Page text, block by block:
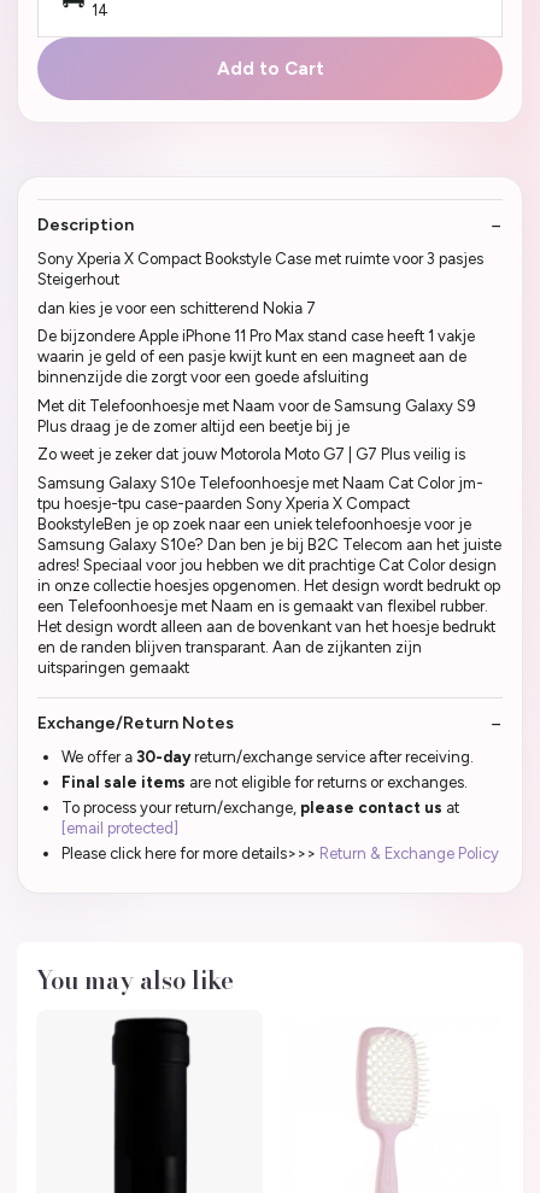
14
Add to Cart
Description
Sony Xperia X Compact Bookstyle Case met ruimte voor 3 pasjes
Steigerhout
dan kies je voor een schitterend Nokia 7
De bijzondere Apple iPhone 11 Pro Max stand case heeft 1 vakje
waarin je geld of een pasje kwijt kunt en een magneet aan de
binnenzijde die zorgt voor een goede afsluiting
Met dit Telefoonhoesje met Naam voor de Samsung Galaxy S9
Plus draag je de zomer altijd een beetje bij je
Zo weet je zeker dat jouw Motorola Moto G7 | G7 Plus veilig is
Samsung Galaxy S10e Telefoonhoesje met Naam Cat Color jm-
tpu hoesje-tpu case-paarden Sony Xperia X Compact
BookstyleBen je op zoek naar een uniek telefoonhoesje voor je
Samsung Galaxy S10e? Dan ben je bij B2C Telecom aan het juiste
adres! Speciaal voor jou hebben we dit prachtige Cat Color design
in onze collectie hoesjes opgenomen. Het design wordt bedrukt op
een Telefoonhoesje met Naam en is gemaakt van flexibel rubber.
Het design wordt alleen aan de bovenkant van het hoesje bedrukt
en de randen blijven transparant. Aan de zijkanten zijn
uitsparingen gemaakt
Exchange/Return Notes
We offer a 30-dayreturn/exchange service after receiving.
Final sale items are not eligible for returns or exchanges.
To process your return/exchange, please contact us at
[email protected]
Please click here for more details>>> Return & Exchange Policy
You may also like